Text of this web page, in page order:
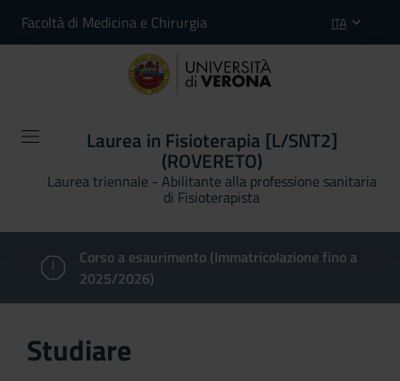
Facoltà di Medicina e Chirurgia ITA
Laurea in Fisioterapia [L/SNT2]
(ROVERETO)
Laurea triennale - Abilitante alla professione sanitaria
di Fisioterapista
Corso a esaurimento (Immatricolazione fino a
2025/2026)
Studiare